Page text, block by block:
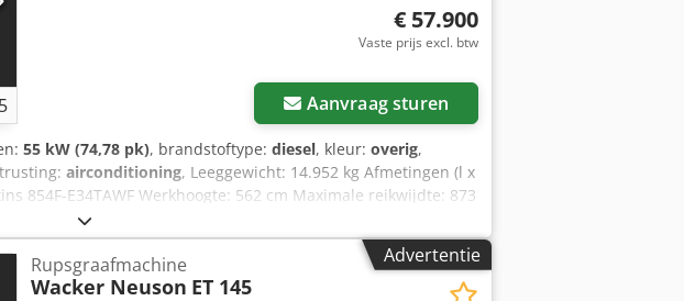
€ 57.900
Vaste prijs excl. btw
Aanvraag sturen
55 kW (74,78 pk), brandstoftype: diesel, kleur: overig,
airconditioning, Leeggewicht: 14.952 kg Afmetingen (l x
854F-E34TAWF Werkhoogte: 562 cm Maximale reikwijdte: 873
Technische staat: zeer goed Optische staat: zeer goed =
circuit - Werkverlichting - Verwarming - Rubberen
sorteerfunctie - Hamerfunctie - Hydraulische snelwisselaar -
= Opmerkingen = Aandrijflijn Emissieniveau: Stage IV
Advertentie
Rupsgraafmachine
Wacker Neuson ET 145